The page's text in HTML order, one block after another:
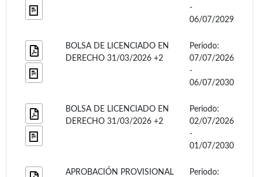
-
06/07/2029
BOLSA DE LICENCIADO EN
DERECHO 31/03/2026 +2
Periodo:
07/07/2026
-
06/07/2030
BOLSA DE LICENCIADO EN
DERECHO 31/03/2026 +2
Periodo:
02/07/2026
-
01/07/2030
APROBACIÓN PROVISIONAL
Periodo: